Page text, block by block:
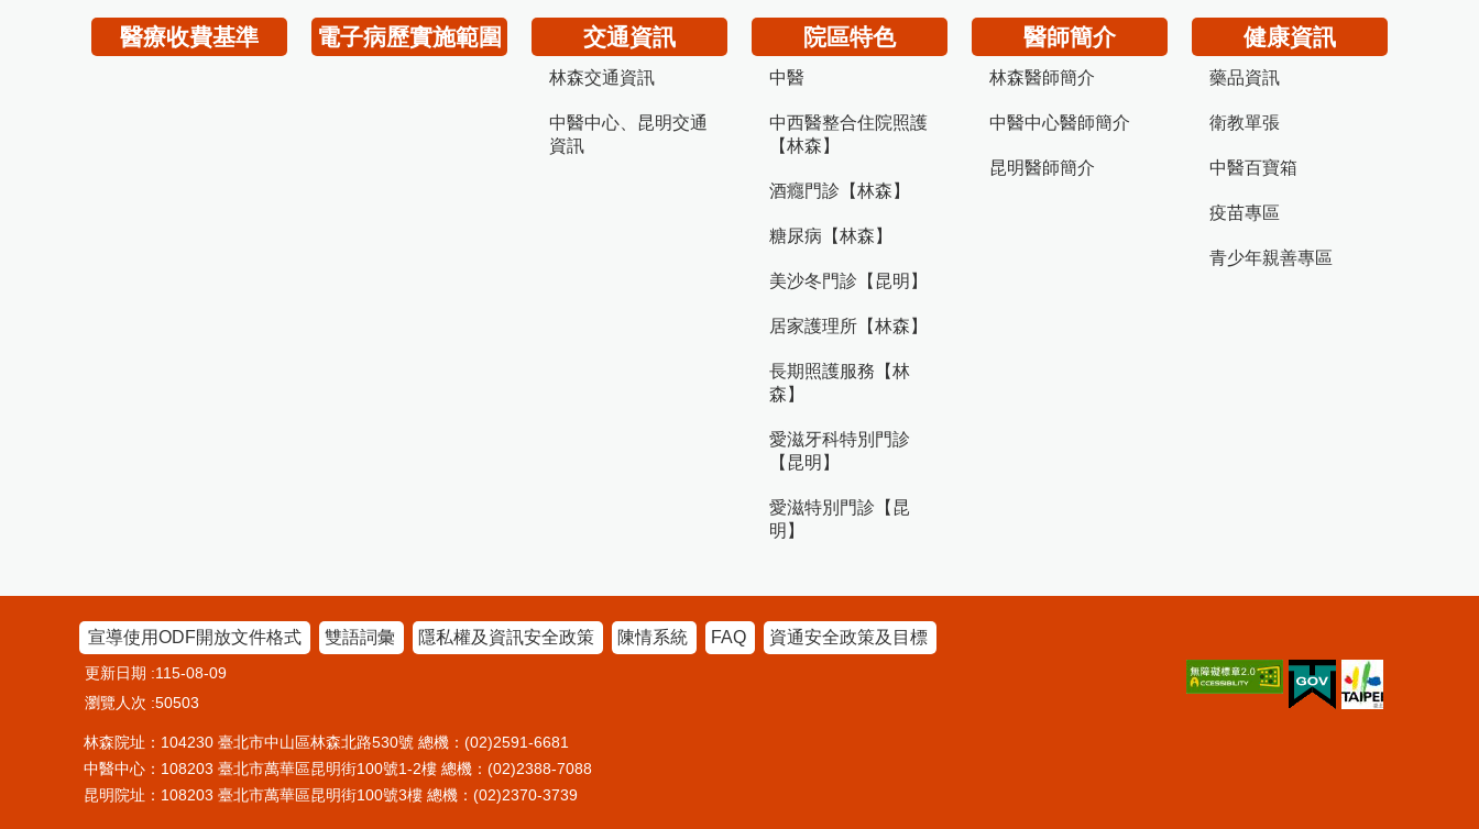
醫療收費基準 電子病歷實施範圍 交通資訊
林森交通資訊
中醫中心、昆明交通
資訊
院區特色
中醫
中西醫整合住院照護
【林森】
酒癮門診【林森】
糖尿病【林森】
美沙冬門診【昆明】
居家護理所【林森】
長期照護服務【林
森】
愛滋牙科特別門診
【昆明】
愛滋特別門診【昆
明】
醫師簡介
林森醫師簡介
中醫中心醫師簡介
昆明醫師簡介
健康資訊
藥品資訊
衛教單張
中醫百寶箱
疫苗專區
青少年親善專區
宣導使用ODF開放文件格式 雙語詞彙 隱私權及資訊安全政策 陳情系統 FAQ 資通安全政策及目標
更新日期
115-08-09
瀏覽人次 50503
林森院址：104230 臺北市中山區林森北路530號 總機：(02)2591-6681
中醫中心：108203 臺北市萬華區昆明街100號1-2樓 總機：(02)2388-7088
昆明院址：108203 臺北市萬華區昆明街100號3樓 總機：(02)2370-3739